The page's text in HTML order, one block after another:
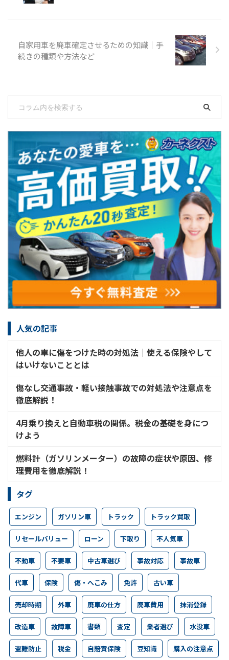
自家用車を廃車確定させるための知識｜手
続きの種類や方法など
人気の記事
他人の車に傷をつけた時の対処法│使える保険やして
はいけないこととは
傷なし交通事故・軽い接触事故での対処法や注意点を
徹底解説！
4月乗り換えと自動車税の関係。税金の基礎を身につ
けよう
燃料計（ガソリンメーター）の故障の症状や原因、修
理費用を徹底解説！
タグ
エンジン ガソリン車 トラック トラック買取
リセールバリュー ローン 下取り 不人気車
不動車 不要車 中古車選び 事故対応 事故車
代車 保険 傷・へこみ 免許 古い車
売却時期 外車 廃車の仕方 廃車費用 抹消登録
改造車 故障車 書類 査定 業者選び 水没車
盗難防止 税金 自賠責保険 豆知識 購入の注意点